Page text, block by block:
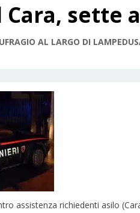
Cara, sette
AL LARGO DI
assistenza richiedenti asilo